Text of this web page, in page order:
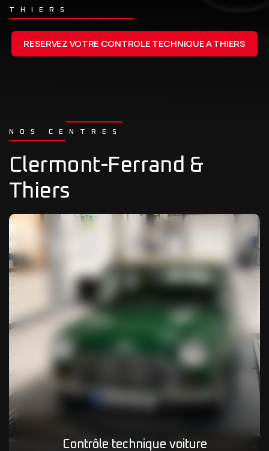
THIERS
RESERVEZ VOTRE CONTROLE TECHNIQUE A THIERS
NOS CENTRES
Clermont-Ferrand &
Thiers
Contrôle technique voiture